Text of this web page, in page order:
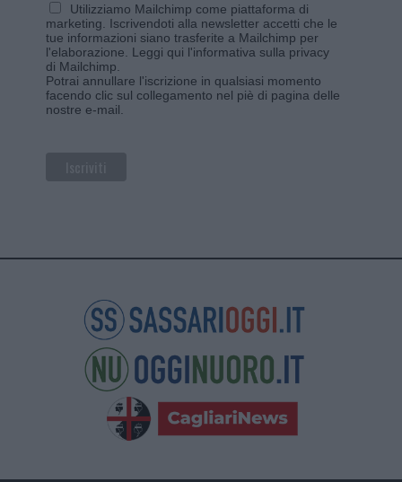
Utilizziamo Mailchimp come piattaforma di
marketing. Iscrivendoti alla newsletter accetti che le
tue informazioni siano trasferite a Mailchimp per
l'elaborazione. Leggi qui l'informativa sulla privacy
di Mailchimp
Potrai annullare l'iscrizione in qualsiasi momento
facendo clic sul collegamento nel piè di pagina delle
nostre e-mail.